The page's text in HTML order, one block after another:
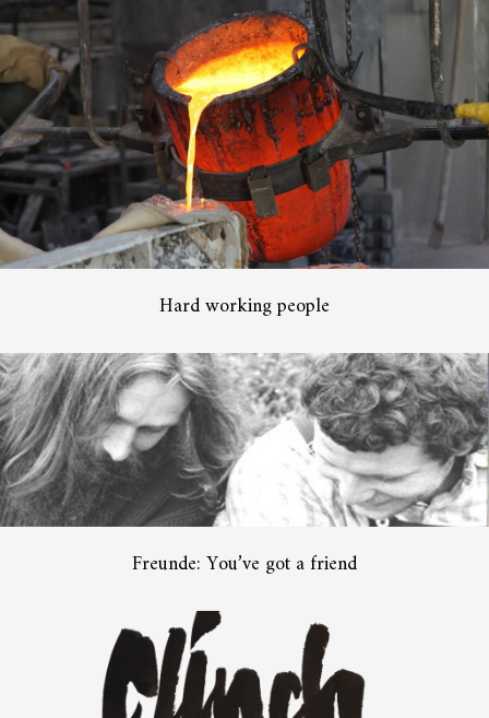
Hard working people
Freunde: You’ve got a friend